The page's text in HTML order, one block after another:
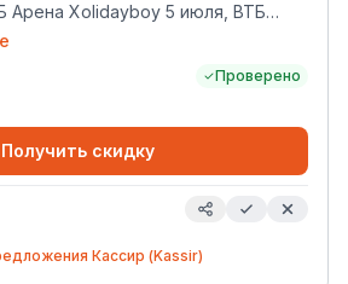
Арена Xolidayboy 5 июля, ВТБ
июня, Лукойл Арена Мот 30
10 июля, Red Summer
Кодекс 2 июля, Зеленый театр
Проверено
Получить скидку
Кассир (Kassir)